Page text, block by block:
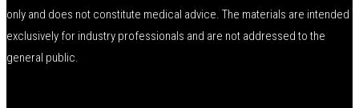
only and does not constitute medical advice. The materials are intended
exclusively for industry professionals and are not addressed to the
general public.